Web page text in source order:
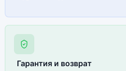
Гарантия и возврат